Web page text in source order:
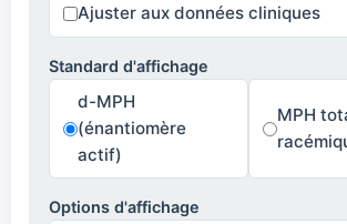
Ajuster aux données cliniques
Standard d'affichage
d-MPH
(énantiomère
actif)
MPH
Options d'affichage